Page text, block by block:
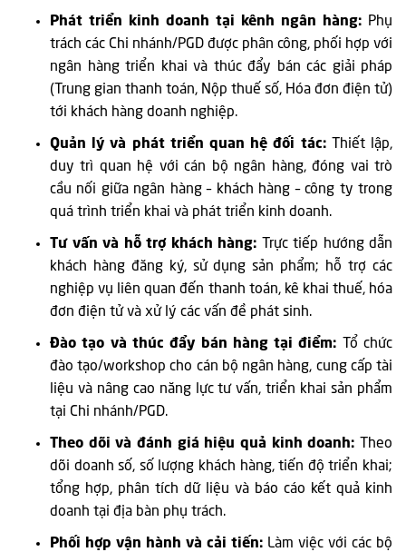
Phát triển kinh doanh tại kênh ngân hàng: Phụ
trách các Chi nhánh/PGD được phân công, phối hợp với
ngân hàng triển khai và thúc đẩy bán các giải pháp
(Trung gian thanh toán, Nộp thuế số, Hóa đơn điện tử)
tới khách hàng doanh nghiệp.
Quản lý và phát triển quan hệ đối tác: Thiết lập,
duy trì quan hệ với cán bộ ngân hàng, đóng vai trò
cầu nối giữa ngân hàng – khách hàng – công ty trong
quá trình triển khai và phát triển kinh doanh.
Tư vấn và hỗ trợ khách hàng: Trực tiếp hướng dẫn
khách hàng đăng ký, sử dụng sản phẩm; hỗ trợ các
nghiệp vụ liên quan đến thanh toán, kê khai thuế, hóa
đơn điện tử và xử lý các vấn đề phát sinh.
Đào tạo và thúc đẩy bán hàng tại điểm: Tổ chức
đào tạo/workshop cho cán bộ ngân hàng, cung cấp tài
liệu và nâng cao năng lực tư vấn, triển khai sản phẩm
tại Chi nhánh/PGD.
Theo dõi và đánh giá hiệu quả kinh doanh: Theo
dõi doanh số, số lượng khách hàng, tiến độ triển khai;
tổng hợp, phân tích dữ liệu và báo cáo kết quả kinh
doanh tại địa bàn phụ trách.
Phối hợp vận hành và cải tiến: Làm việc với các bộ